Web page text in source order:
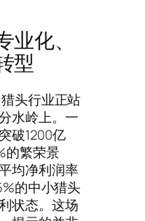
化、
型
头行业正站
水岭上。一
破1200亿
的繁荣景
均净利润率
的中小猎头
状态。这场